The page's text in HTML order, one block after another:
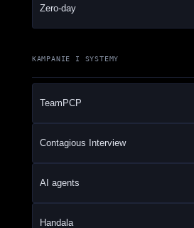
Zero-day
KAMPANIE I SYSTEMY
TeamPCP
Contagious Interview
AI agents
Handala